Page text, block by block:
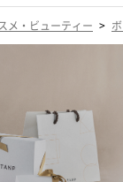
メ・ビューティー >